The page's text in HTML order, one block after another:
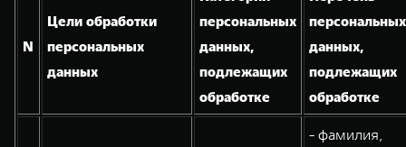
TANK Кредит
TANK Лизинг
ЦИФРОВЫЕ СЕРВИСЫ TANK
Цифровые сервисы TANK
N
Цели обработки
персональных
данных
персональных
данных,
подлежащих
обработке
персональных
данных,
подлежащих
обработке
- фамилия,